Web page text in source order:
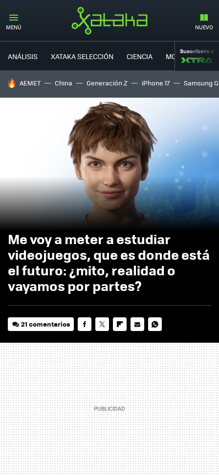
MENÚ NUEVO
ANÁLISIS XATAKA SELECCIÓN CIENCIA MOVILIDAD
Suscríbete a
HOY SE HABLA DE
AEMET China Generación Z iPhone 17 Samsung
Me voy a meter a estudiar
videojuegos, que es donde está
el futuro: ¿mito, realidad o
vayamos por partes?
21 comentarios
MAIL